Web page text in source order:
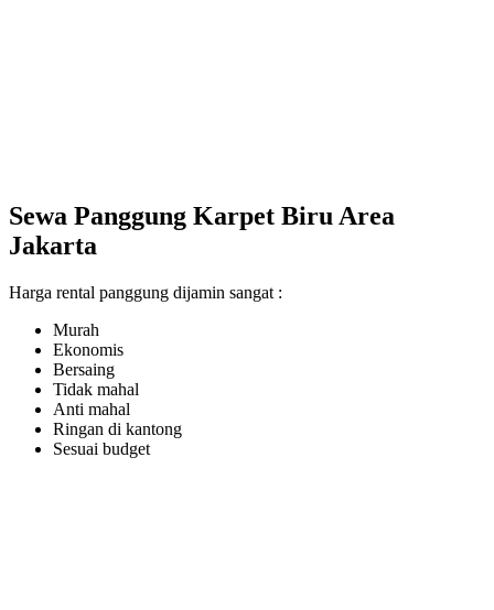
Sewa Panggung Karpet Biru Area
Jakarta
Harga rental panggung dijamin sangat :
Murah
Ekonomis
Bersaing
Tidak mahal
Anti mahal
Ringan di kantong
Sesuai budget